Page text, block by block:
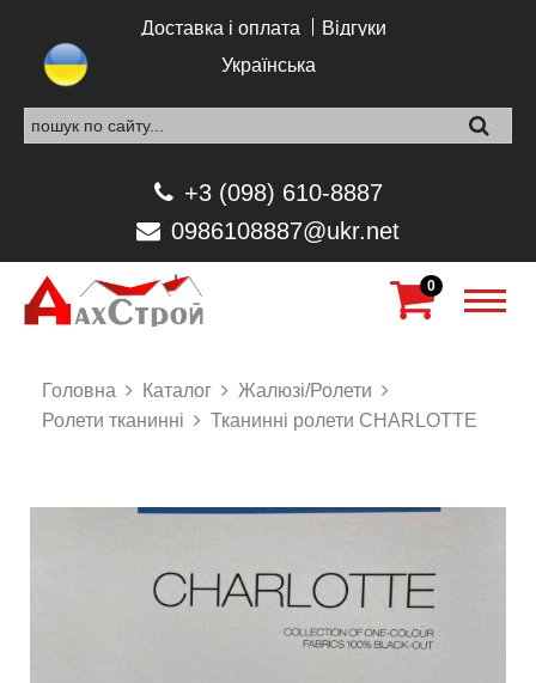
Доставка і оплата
Відгуки
Українська
+3 (098) 610-8887
0986108887@ukr.net
0
Головна Каталог
Жалюзі/Ролети
Ролети тканинні
Тканинні ролети CHARLOTTE